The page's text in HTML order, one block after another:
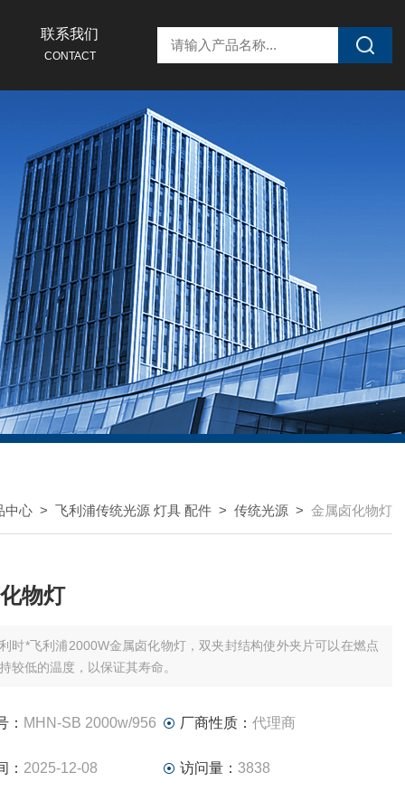
联系我们
CONTACT
中心 > 飞利浦传统光源 灯具 配件 > 传统光源 > 金属卤化物灯
物灯
时*飞利浦2000W金属卤化物灯，双夹封结构使外夹片可以在燃点
较低的温度，以保证其寿命。
： MHN-SB 2000w/956 厂商性质： 代理商
： 2025-12-08 访问量： 3838